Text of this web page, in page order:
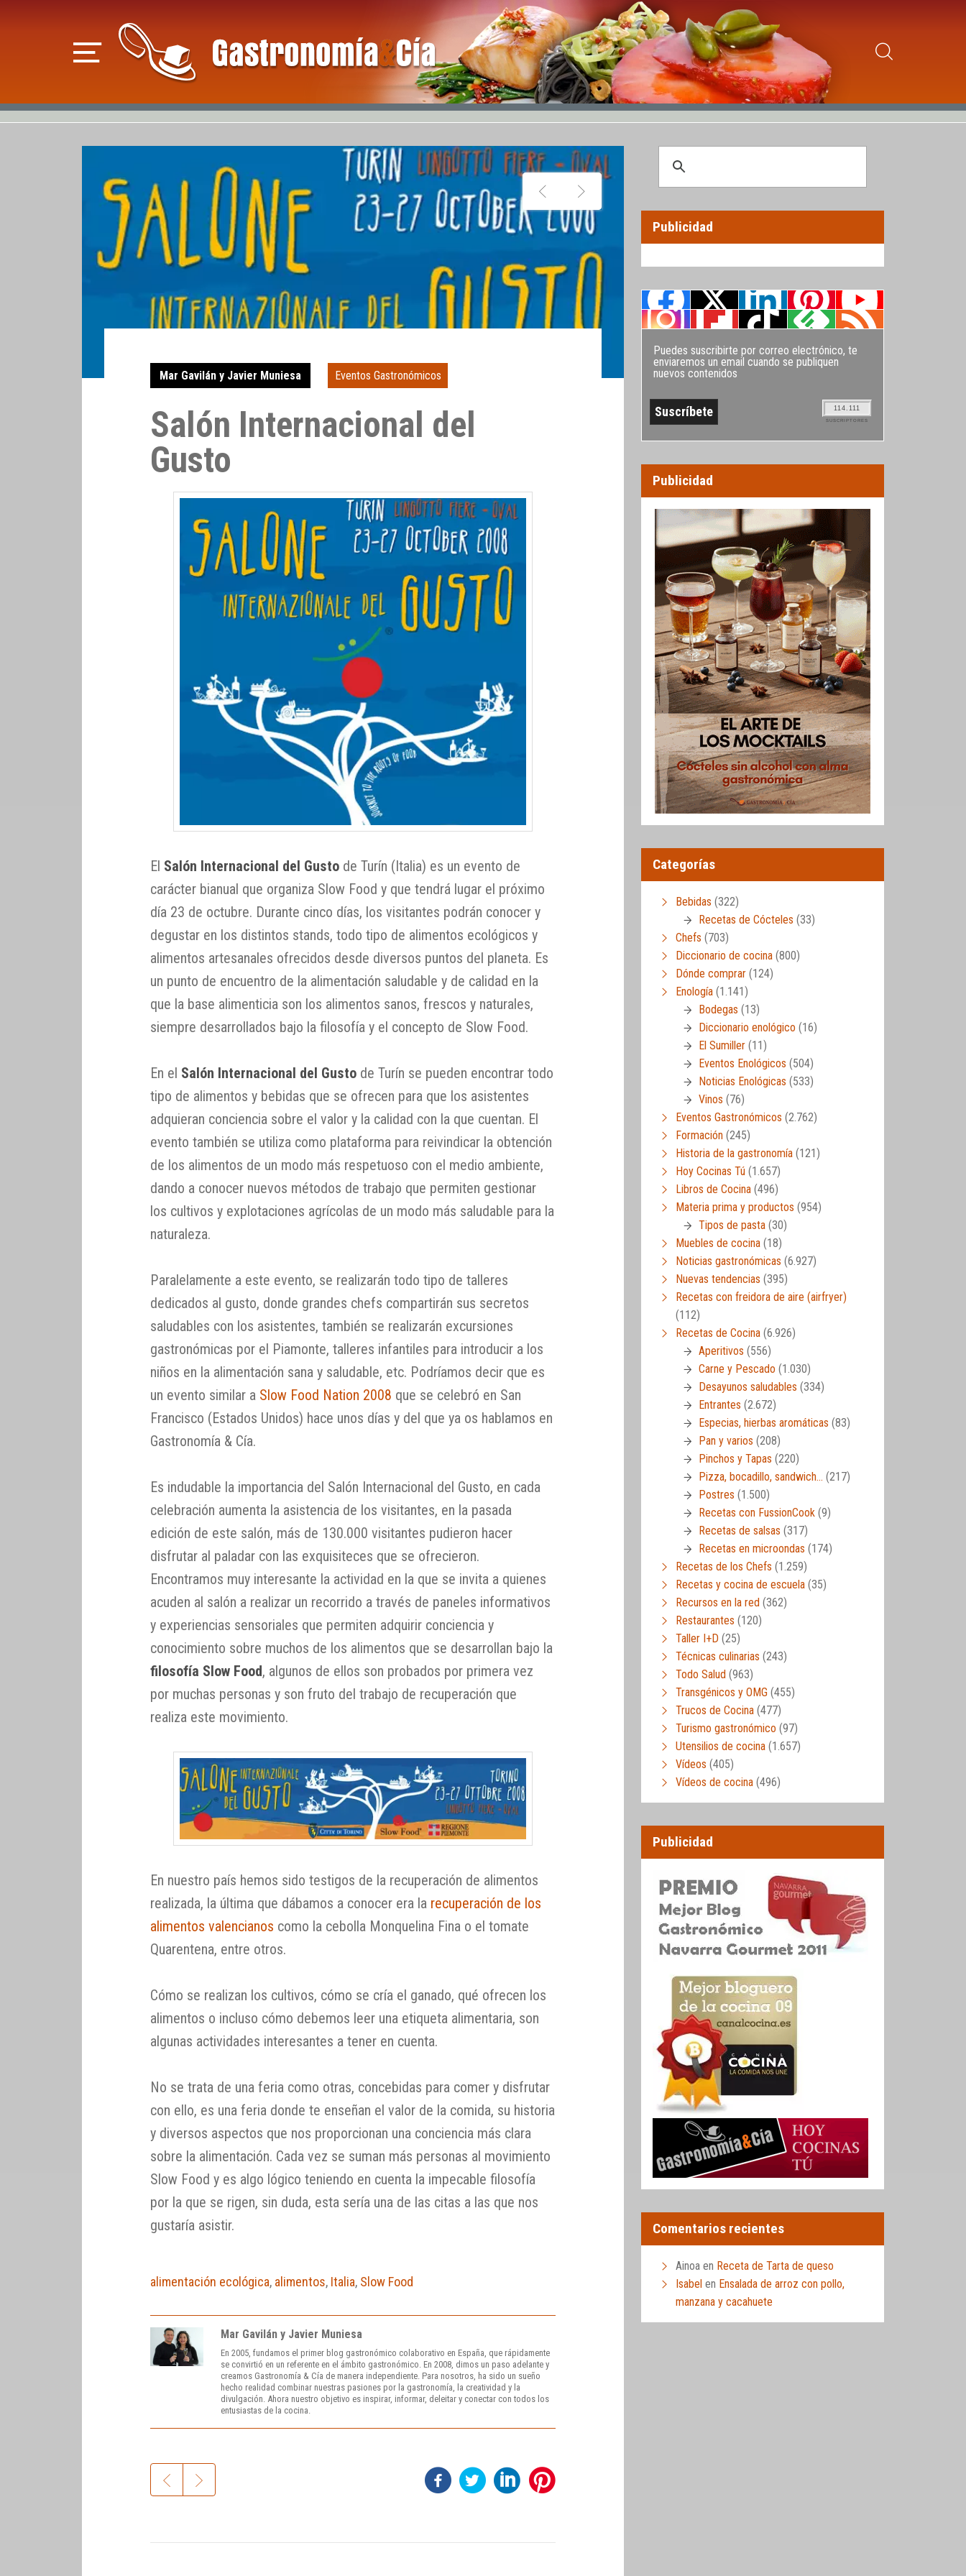
Mar Gavilán y Javier Muniesa Eventos Gastronómicos
Salón Internacional del
Gusto
El Salón Internacional del Gusto de Turín (Italia) es un evento de
carácter bianual que organiza Slow Food y que tendrá lugar el próximo
día 23 de octubre. Durante cinco días, los visitantes podrán conocer y
degustar en los distintos stands, todo tipo de alimentos ecológicos y
alimentos artesanales ofrecidos desde diversos puntos del planeta. Es
un punto de encuentro de la alimentación saludable y de calidad en la
que la base alimenticia son los alimentos sanos, frescos y naturales,
siempre desarrollados bajo la filosofía y el concepto de Slow Food.
En el Salón Internacional del Gusto de Turín se pueden encontrar todo
tipo de alimentos y bebidas que se ofrecen para que los asistentes
adquieran conciencia sobre el valor y la calidad con la que cuentan. El
evento también se utiliza como plataforma para reivindicar la obtención
de los alimentos de un modo más respetuoso con el medio ambiente,
dando a conocer nuevos métodos de trabajo que permiten gestionar
los cultivos y explotaciones agrícolas de un modo más saludable para la
naturaleza.
Paralelamente a este evento, se realizarán todo tipo de talleres
dedicados al gusto, donde grandes chefs compartirán sus secretos
saludables con los asistentes, también se realizarán excursiones
gastronómicas por el Piamonte, talleres infantiles para introducir a los
niños en la alimentación sana y saludable, etc. Podríamos decir que es
un evento similar a Slow Food Nation 2008 que se celebró en San
Francisco (Estados Unidos) hace unos días y del que ya os hablamos en
Gastronomía & Cía.
Es indudable la importancia del Salón Internacional del Gusto, en cada
celebración aumenta la asistencia de los visitantes, en la pasada
edición de este salón, más de 130.000 visitantes pudieron hacer
disfrutar al paladar con las exquisiteces que se ofrecieron.
Encontramos muy interesante la actividad en la que se invita a quienes
acuden al salón a realizar un recorrido a través de paneles informativos
y experiencias sensoriales que permiten adquirir conciencia y
conocimiento sobre muchos de los alimentos que se desarrollan bajo la
filosofía Slow Food, algunos de ellos son probados por primera vez
por muchas personas y son fruto del trabajo de recuperación que
realiza este movimiento.
En nuestro país hemos sido testigos de la recuperación de alimentos
realizada, la última que dábamos a conocer era la recuperación de los
alimentos valencianos como la cebolla Monquelina Fina o el tomate
Quarentena, entre otros.
Cómo se realizan los cultivos, cómo se cría el ganado, qué ofrecen los
alimentos o incluso cómo debemos leer una etiqueta alimentaria, son
algunas actividades interesantes a tener en cuenta.
No se trata de una feria como otras, concebidas para comer y disfrutar
con ello, es una feria donde te enseñan el valor de la comida, su historia
y diversos aspectos que nos proporcionan una conciencia más clara
sobre la alimentación. Cada vez se suman más personas al movimiento
Slow Food y es algo lógico teniendo en cuenta la impecable filosofía
por la que se rigen, sin duda, esta sería una de las citas a las que nos
gustaría asistir.
alimentación ecológica, alimentos, Italia, Slow Food
Mar Gavilán y Javier Muniesa
En 2005, fundamos el primer blog gastronómico colaborativo en España, que rápidamente
se convirtió en un referente en el ámbito gastronómico. En 2008, dimos un paso adelante y
creamos Gastronomía & Cía de manera independiente. Para nosotros, ha sido un sueño
hecho realidad combinar nuestras pasiones por la gastronomía, la creatividad y la
divulgación. Ahora nuestro objetivo es inspirar, informar, deleitar y conectar con todos los
entusiastas de la cocina.
Publicidad
Puedes suscribirte por correo electrónico, te
enviaremos un email cuando se publiquen
nuevos contenidos
114.111
SUSCRIPTORES
Publicidad
Categorías
Bebidas (322)
Recetas de Cócteles (33)
Chefs (703)
Diccionario de cocina (800)
Dónde comprar (124)
Enología (1.141)
Bodegas (13)
Diccionario enológico (16)
El Sumiller (11)
Eventos Enológicos (504)
Noticias Enológicas (533)
Vinos (76)
Eventos Gastronómicos (2.762)
Formación (245)
Historia de la gastronomía (121)
Hoy Cocinas Tú (1.657)
Libros de Cocina (496)
Materia prima y productos (954)
Tipos de pasta (30)
Muebles de cocina (18)
Noticias gastronómicas (6.927)
Nuevas tendencias (395)
Recetas con freidora de aire (airfryer)
(112)
Recetas de Cocina (6.926)
Aperitivos (556)
Carne y Pescado (1.030)
Desayunos saludables (334)
Entrantes (2.672)
Especias, hierbas aromáticas (83)
Pan y varios (208)
Pinchos y Tapas (220)
Pizza, bocadillo, sandwich… (217)
Postres (1.500)
Recetas con FussionCook (9)
Recetas de salsas (317)
Recetas en microondas (174)
Recetas de los Chefs (1.259)
Recetas y cocina de escuela (35)
Recursos en la red (362)
Restaurantes (120)
Taller I+D (25)
Técnicas culinarias (243)
Todo Salud (963)
Transgénicos y OMG (455)
Trucos de Cocina (477)
Turismo gastronómico (97)
Utensilios de cocina (1.657)
Vídeos (405)
Vídeos de cocina (496)
Publicidad
Comentarios recientes
Ainoa en Receta de Tarta de queso
Isabel en Ensalada de arroz con pollo,
manzana y cacahuete